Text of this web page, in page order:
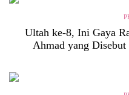
Ultah ke-8, Ini Gaya
Ahmad yang